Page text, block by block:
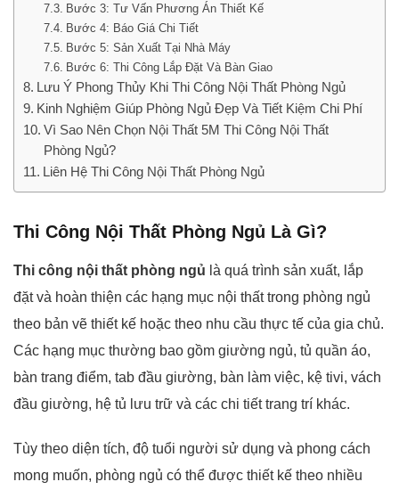
Bước 3: Tư Vấn Phương Án Thiết Kế
Bước 4: Báo Giá Chi Tiết
Bước 5: Sản Xuất Tại Nhà Máy
Bước 6: Thi Công Lắp Đặt Và Bàn Giao
Lưu Ý Phong Thủy Khi Thi Công Nội Thất Phòng Ngủ
Kinh Nghiệm Giúp Phòng Ngủ Đẹp Và Tiết Kiệm Chi Phí
Vì Sao Nên Chọn Nội Thất 5M Thi Công Nội Thất
Phòng Ngủ?
Liên Hệ Thi Công Nội Thất Phòng Ngủ
Thi Công Nội Thất Phòng Ngủ Là Gì?
Thi công nội thất phòng ngủ là quá trình sản xuất, lắp
đặt và hoàn thiện các hạng mục nội thất trong phòng ngủ
theo bản vẽ thiết kế hoặc theo nhu cầu thực tế của gia chủ.
Các hạng mục thường bao gồm giường ngủ, tủ quần áo,
bàn trang điểm, tab đầu giường, bàn làm việc, kệ tivi, vách
đầu giường, hệ tủ lưu trữ và các chi tiết trang trí khác.
Tùy theo diện tích, độ tuổi người sử dụng và phong cách
mong muốn, phòng ngủ có thể được thiết kế theo nhiều